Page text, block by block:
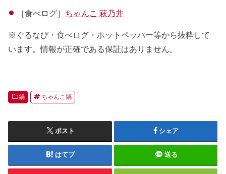
［食べログ］ ちゃんこ 萩乃井
※ぐるなび・食べログ・ホットペッパー等から抜粋して
います。情報が正確である保証はありません。
鍋 ちゃんこ鍋
ポスト シェア
はてブ 送る